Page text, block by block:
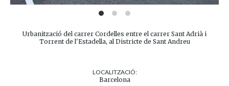
Urbanització del carrer Cordelles entre el carrer Sant Adrià i
Torrent de l'Estadella, al Districte de Sant Andreu
LOCALITZACIÓ:
Barcelona